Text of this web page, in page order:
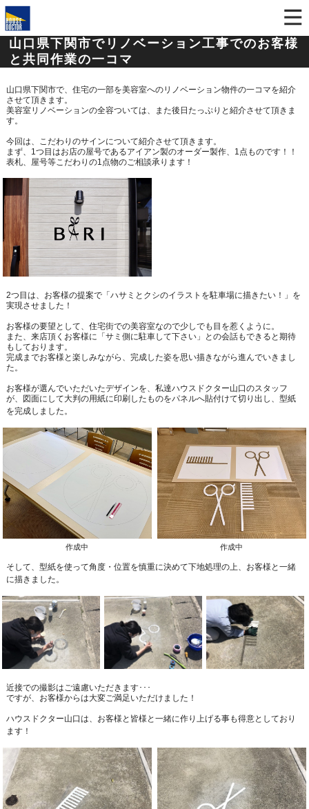
山口県下関市でリノベーション工事でのお客様
と共同作業の一コマ
山口県下関市で、住宅の一部を美容室へのリノベーション物件の一コマを紹介
させて頂きます。
美容室リノベーションの全容ついては、また後日たっぷりと紹介させて頂きま
す。
今回は、こだわりのサインについて紹介させて頂きます。
まず、 1つ目はお店の屋号であるアイアン製のオーダー製作、 1点ものです！！
表札、屋号等こだわりの1点物のご相談承ります！
2つ目は、お客様の提案で「ハサミとクシのイラストを駐車場に描きたい！」を
実現させました！
お客様の要望として、住宅街での美容室なので少しでも目を惹くように。
また、来店頂くお客様に「サミ側に駐車して下さい」との会話もできると期待
もしております。
完成までお客様と楽しみながら、完成した姿を思い描きながら進んでいきまし
た。
お客様が選んでいただいたデザインを、私達ハウスドクター山口のスタッフ
が、図面にして大判の用紙に印刷したものをパネルへ貼付けて切り出し、型紙
を完成しました。
作成中 作成中
そして、型紙を使って角度・位置を慎重に決めて下地処理の上、お客様と一緒
に描きました。
近接での撮影はご遠慮いただきます･･･
ですが、お客様からは大変ご満足いただけました！
ハウスドクター山口は、お客様と皆様と一緒に作り上げる事も得意としており
ます！